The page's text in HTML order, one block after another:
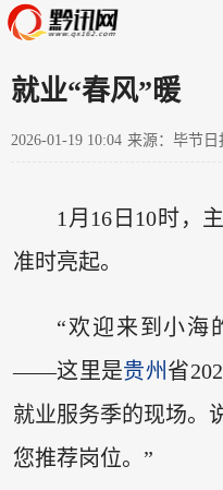
就业“春风”暖
2026-01-19 10:04 来源：毕节
1月16日10时，
准时亮起。
“欢迎来到小海
——这里是贵州 省
就业服务季的现场。
您推荐岗位。”